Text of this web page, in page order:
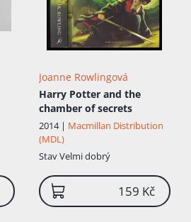
Joanne Rowlingová
Harry Potter and the
chamber of secrets
2014 | Macmillan Distribution
(MDL)
StavVelmi dobrý
159 Kč